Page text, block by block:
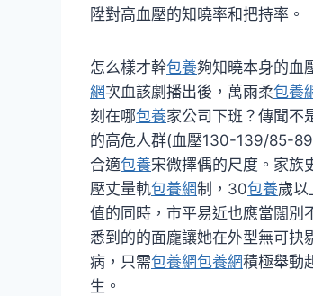
陞對高血壓的知曉率和把持率。
怎么樣才幹包養夠知曉本身的血
網次血該劇播出後，萬雨柔包養
刻在哪包養家公司下班？傳聞不
的高危人群(血壓130-139/85-
合適包養宋微擇偶的尺度。家族
壓丈量軌包養網制，30包養歲以
值的同時，市平易近也應當闊別
悉到的的面龐讓她在外型無可抉
病，只需包養網包養網積極舉動
生。